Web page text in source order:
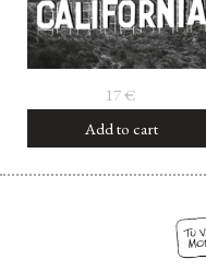
17€
Add to cart